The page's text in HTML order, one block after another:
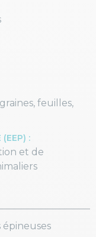
épineuses
feuilles,
(EEP) :
et de